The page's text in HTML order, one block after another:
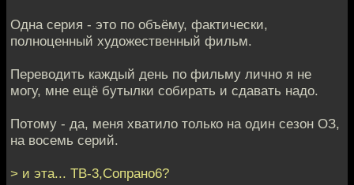
Одна серия - это по объёму, фактически,
полноценный художественный фильм.
Переводить каждый день по фильму лично я не
могу, мне ещё бутылки собирать и сдавать надо.
Потому - да, меня хватило только на один сезон ОЗ,
на восемь серий.
> и эта... ТВ-3,Сопрано6?